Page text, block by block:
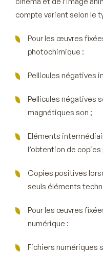
compte varient selon le
Pour les œuvres
photochimique :
Pellicules négatives
Pellicules négatives
magnétiques son ;
Eléments
l’obtention de
Copies positives
seuls éléments
Pour les œuvres
numérique :
Fichiers numériques